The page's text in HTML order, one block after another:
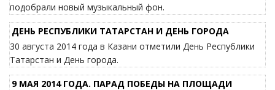
подобрали новый музыкальный фон.
ДЕНЬ РЕСПУБЛИКИ ТАТАРСТАН И ДЕНЬ ГОРОДА
30 августа 2014 года в Казани отметили День Республики
Татарстан и День города.
9 МАЯ 2014 ГОДА. ПАРАД ПОБЕДЫ НА ПЛОЩАДИ